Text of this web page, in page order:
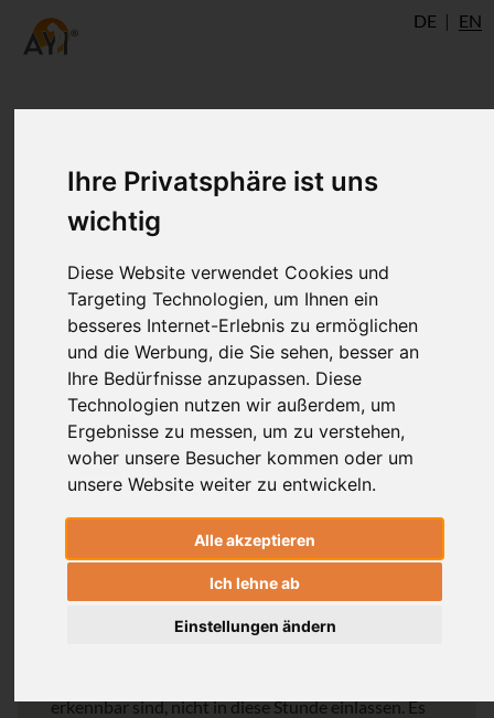
Ihre Privatsphäre ist uns
wichtig
Diese Website verwendet Cookies und
Targeting Technologien, um Ihnen ein
besseres Internet-Erlebnis zu ermöglichen
und die Werbung, die Sie sehen, besser an
Ihre Bedürfnisse anzupassen. Diese
Technologien nutzen wir außerdem, um
Ergebnisse zu messen, um zu verstehen,
woher unsere Besucher kommen oder um
unsere Website weiter zu entwickeln.
Alle akzeptieren
Ich lehne ab
Einstellungen ändern
DE EN
Wichtig
bitte:
Komme pünktlich
Bleibe bis zum Ende
Schalte Deine Kamera an
Nenne Dich so wie Du wirklich heißt.
Bitte Vor- und Nachnamen, wie Du
angemeldet bist.
Dann kann in Zoom ein vertrauter und sicherer
Raum für alle Übenden entstehen.
Leider kann ich Yogis, die zu spät (sicher ein paar
erkennbar sind, nicht in diese Stunde einlassen. Es